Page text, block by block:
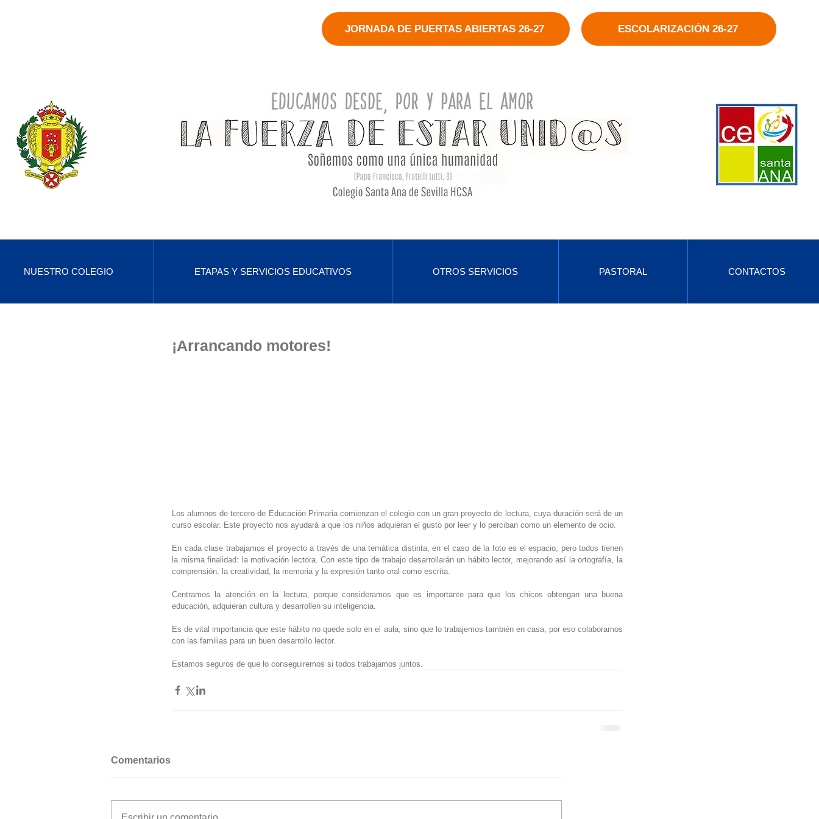
ESCOLARIZACIÓN 26-27
JORNADA DE PUERTAS ABIERTAS 26-27
NUESTRO COLEGIO ETAPAS Y SERVICIOS EDUCATIVOS OTROS SERVICIOS PASTORAL CONTACTOS
¡Arrancando motores!
Los alumnos de tercero de Educación Primaria comienzan el colegio con un gran proyecto de lectura, cuya duración será de un
curso escolar. Este proyecto nos ayudará a que los niños adquieran el gusto por leer y lo perciban como un elemento de ocio.
En cada clase trabajamos el proyecto a través de una temática distinta, en el caso de la foto es el espacio, pero todos tienen
la misma finalidad: la motivación lectora. Con este tipo de trabajo desarrollarán un hábito lector, mejorando así la ortografía, la
comprensión, la creatividad, la memoria y la expresión tanto oral como escrita.
Centramos la atención en la lectura, porque consideramos que es importante para que los chicos obtengan una buena
educación, adquieran cultura y desarrollen su inteligencia.
Es de vital importancia que este hábito no quede solo en el aula, sino que lo trabajemos también en casa, por eso colaboramos
con las familias para un buen desarrollo lector.
Estamos seguros de que lo conseguiremos si todos trabajamos juntos.
Comentarios